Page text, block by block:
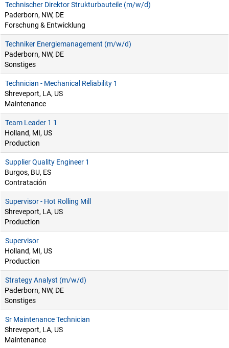
Technischer Direktor Strukturbauteile (m/w/d)
Paderborn, NW, DE
Forschung & Entwicklung
Techniker Energiemanagement (m/w/d)
Paderborn, NW, DE
Sonstiges
Technician - Mechanical Reliability 1
Shreveport, LA, US
Maintenance
Team Leader 1 1
Holland, MI, US
Production
Supplier Quality Engineer 1
Burgos, BU, ES
Contratación
Supervisor - Hot Rolling Mill
Shreveport, LA, US
Production
Supervisor
Holland, MI, US
Production
Strategy Analyst (m/w/d)
Paderborn, NW, DE
Sonstiges
Sr Maintenance Technician
Shreveport, LA, US
Maintenance